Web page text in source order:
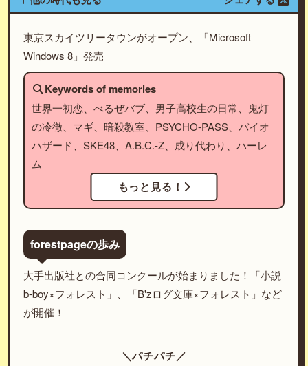
東京スカイツリータウンがオープン、「Microsoft
Windows 8」発売
Keywords of memories
世界一初恋、べるぜバブ、男子高校生の日常、鬼灯
の冷徹、マギ、暗殺教室、PSYCHO-PASS、バイオ
ハザード、SKE48、A.B.C.-Z、成り代わり、ハーレ
ム
もっと見る！
forestpageの歩み
大手出版社との合同コンクールが始まりました！「小説
b-boy×フォレスト」、「B'zログ文庫×フォレスト」など
が開催！
＼パチパチ／